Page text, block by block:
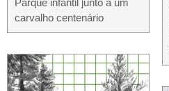
Parque infantil junto a um
carvalho centenário